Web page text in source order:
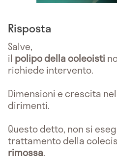
Risposta
Salve,
il polipo della colecisti
richiede intervento.
Dimensioni e crescita
dirimenti.
Questo detto, non si
trattamento della
rimossa.